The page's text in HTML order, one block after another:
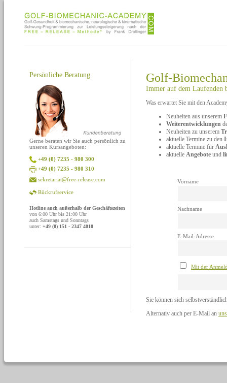
Persönliche Beratung
Gerne beraten wir Sie auch persönlich zu
unseren Kursangeboten:
+49 (0) 7235 - 980 300
+49 (0) 7235 - 980 310
sekretariat@free-release.com
Rückrufservice
Hotline auch außerhalb der Geschäftszeiten
von 6:00 Uhr bis 21:00 Uhr
auch Samstags und Sonntags
unter: +49 (0) 151 - 2347 4010
Golf-
Immer auf dem
Was erwartet Sie mit den
Neuheiten aus unserem
Weiterentwicklungen
Neuheiten zu unserem
aktuelle Termine zu den
aktuelle Termine für
aktuelle Angebote und
Vorname
Nachname
E-Mail-Adresse
Mit der
Sie können sich
Alternativ auch per E-Mail an